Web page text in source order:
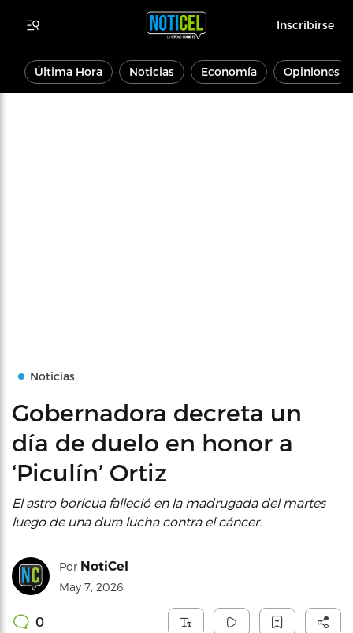
Inscribirse
Última Hora Noticias Economía Opiniones
Noticias
Gobernadora decreta un
día de duelo en honor a
‘Piculín’ Ortiz
El astro boricua falleció en la madrugada del martes
luego de una dura lucha contra el cáncer.
Por NotiCel
May 7, 2026
0